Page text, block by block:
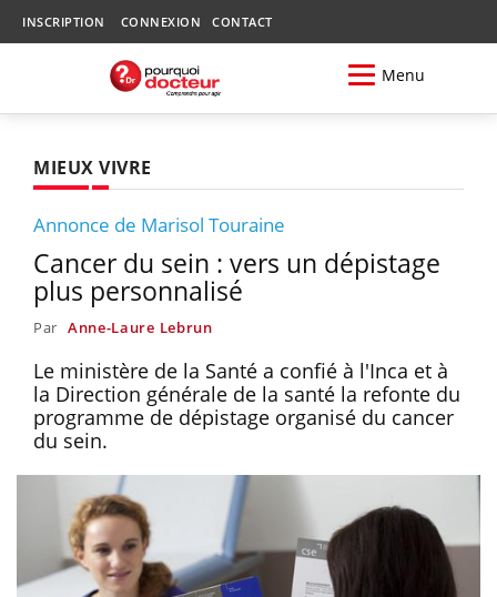
INSCRIPTION CONNEXION CONTACT
Menu
MIEUX VIVRE
Annonce de Marisol Touraine
Cancer du sein : vers un dépistage
plus personnalisé
Par Anne-Laure Lebrun
Le ministère de la Santé a confié à l'Inca et à
la Direction générale de la santé la refonte du
programme de dépistage organisé du cancer
du sein.